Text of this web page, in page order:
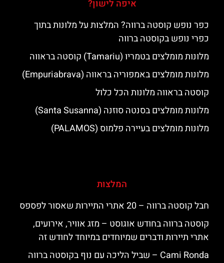
איפה לישון?
כפר נופש קוסטה ברווה? המלצות על מלונות בתוך
כפרי נופש בקוסטה ברווה
מלונות מומלצים בטמריו (Tamariu) קוסטה בראווה
מלונות מומלצים באמפוריה בראווה (Empuriabrava)
קוסטה בראווה מלונות הכל כלול
מלונות מומלצים בסנטה סוזנה (Santa Susanna)
מלונות מומלצים בעיירה פלמוס (PALAMOS)
המלצות
חבל קוסטה ברווה – 20 אתרי התיירות שאסור לפספס
קוסטה ברווה בחודש אוגוסט – מזג אוויר, אירועים,
אתרי תיירות ודברים שמיוחדים במיוחד לחודש זה
‪‪Cami Ronda‬‬ – שביל הליכה עם נוף בקוסטה ברווה